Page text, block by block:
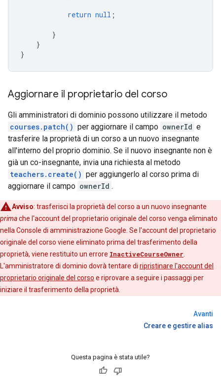
return null ;
}
}
}
Aggiornare il proprietario del corso
Gli amministratori di dominio possono utilizzare il metodo
courses.patch() per aggiornare il campo ownerId e
trasferire la proprietà di un corso a un nuovo insegnante
all'interno del proprio dominio. Se il nuovo insegnante non è
già un co-insegnante, invia una richiesta al metodo
teachers.create() per aggiungerlo al corso prima di
aggiornare il campo ownerId .
Avviso: trasferisci la proprietà del corso a un nuovo insegnante
primache l'account del proprietario originale del corso venga eliminato
nella Console di amministrazione Google. Se l'account del proprietario
originale del corso viene eliminato prima del trasferimento della
proprietà, viene restituito un errore InactiveCourseOwner
L'amministratore di dominio dovrà tentare di ripristinare l'account del
proprietario originale del corso e riprovare a seguire i passaggi per
iniziare il trasferimento della proprietà.
Avanti
Creare e gestire alias
Questa pagina è stata utile?